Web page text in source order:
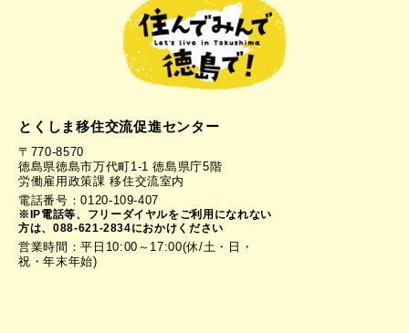
とくしま移住交流促進センター
〒770-8570
徳島県徳島市万代町1-1 徳島県庁5階
労働雇用政策課 移住交流室内
電話番号：0120-109-407
※IP電話等、フリーダイヤルをご利用になれない
方は、088-621-2834におかけください
営業時間：平日10:00～17:00(休/土・日・
祝・年末年始)